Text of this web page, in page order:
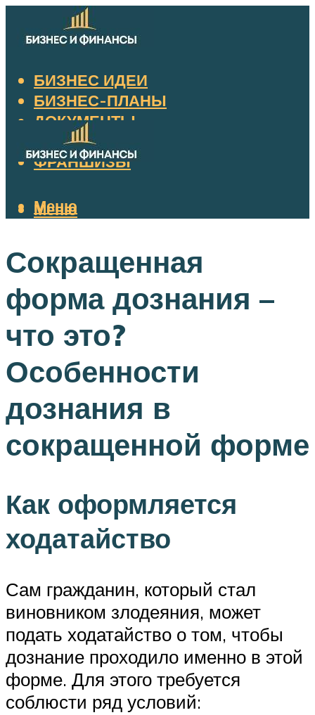
БИЗНЕС ИДЕИ
БИЗНЕС-ПЛАНЫ
ДОКУМЕНТЫ
НАЛОГИ
ФРАНШИЗЫ
Меню
Меню
Сокращенная
форма дознания –
что это?
Особенности
дознания в
сокращенной форме
Как оформляется
ходатайство
Сам гражданин, который стал
виновником злодеяния, может
подать ходатайство о том, чтобы
дознание проходило именно в этой
форме. Для этого требуется
соблюсти ряд условий: